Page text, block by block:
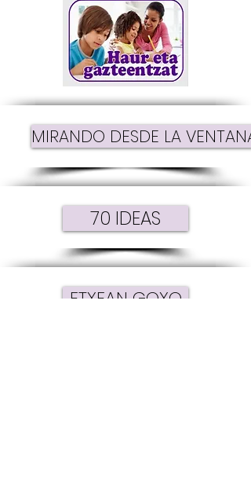
MIRANDO DESDE LA VENTANA
70 IDEAS
ETXEAN GOXO